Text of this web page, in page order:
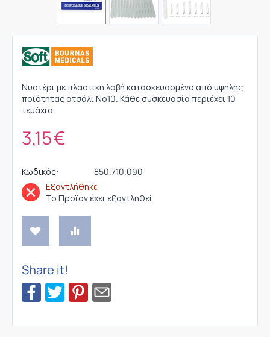
Νυστέρι με πλαστική λαβή κατασκευασμένο από υψηλής
ποιότητας ατσάλι Νο10. Κάθε συσκευασία περιέχει 10
τεμάχια.
3,15€
Κωδικός:
850.710.090
Εξαντλήθηκε
Το Προϊόν έχει εξαντληθεί
Share it!